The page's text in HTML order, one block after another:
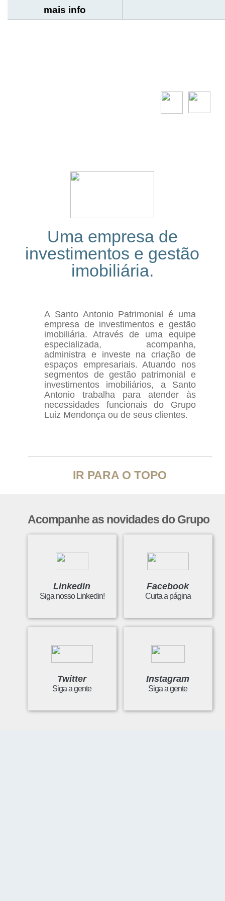
mais info
Uma empresa de
investimentos e gestão
imobiliária.
A Santo Antonio Patrimonial é uma
empresa de investimentos e gestão
imobiliária. Através de uma equipe
especializada, acompanha,
administra e investe na criação de
espaços empresariais. Atuando nos
segmentos de gestão patrimonial e
investimentos imobiliários, a Santo
Antonio trabalha para atender às
necessidades funcionais do Grupo
Luiz Mendonça ou de seus clientes.
IR PARA O TOPO
Acompanhe as novidades do Grupo
Linkedin
Siga nosso Linkedin!
Facebook
Curta a página
Twitter
Siga a gente
Instagram
Siga a gente